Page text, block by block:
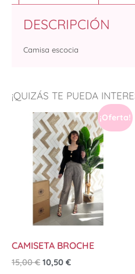
¡QUIZÁS TE PUEDA
¡Oferta!
CAMISETA BROCHE
15,00€ 10,50 €
DESCRIPCIÓN
Camisa escocia